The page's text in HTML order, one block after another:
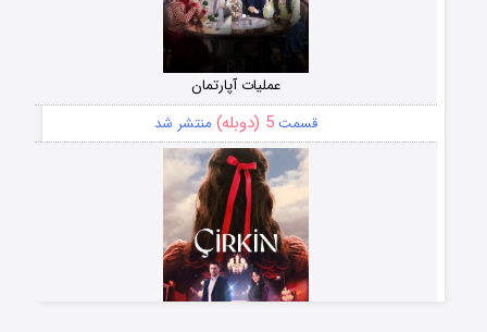
عملیات آپارتمان
قسمت5 (دوبله) منتشر شد